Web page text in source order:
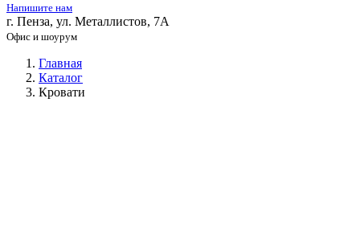
Напишите нам
г. Пенза, ул. Металлистов, 7А
Офис и шоурум
Главная
Каталог
Кровати